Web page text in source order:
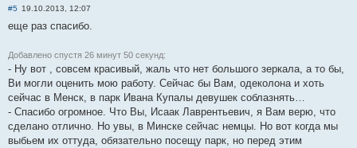
#5 19.10.2013, 12:07
еще раз спасибо.
Добавлено спустя 26 минут 50 секунд:
- Ну вот , совсем красивый, жаль что нет большого зеркала, а то бы,
Ви могли оценить мою работу. Сейчас бы Вам, одеколона и хоть
сейчас в Менск, в парк Ивана Купалы девушек соблазнять…
- Спасибо огромное. Что Вы, Исаак Лаврентьевич, я Вам верю, что
сделано отлично. Но увы, в Минске сейчас немцы. Но вот когда мы
выбьем их оттуда, обязательно посещу парк, но перед этим